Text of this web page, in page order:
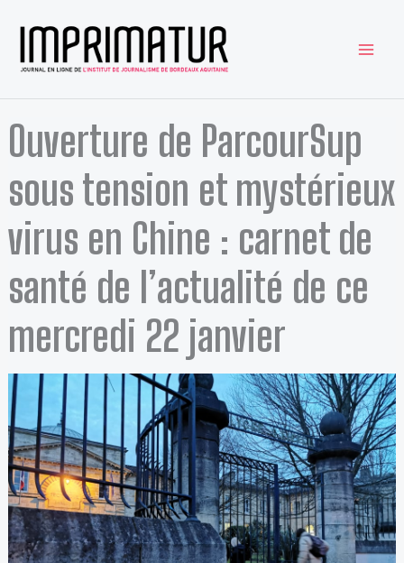
Ouverture de ParcourSup
sous tension et mystérieux
virus en Chine : carnet de
santé de l’actualité de ce
mercredi 22 janvier